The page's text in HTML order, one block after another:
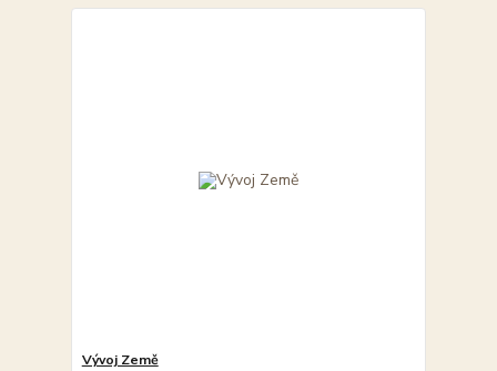
Vývoj Země